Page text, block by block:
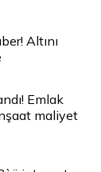
Altını
Emlak
maliyet